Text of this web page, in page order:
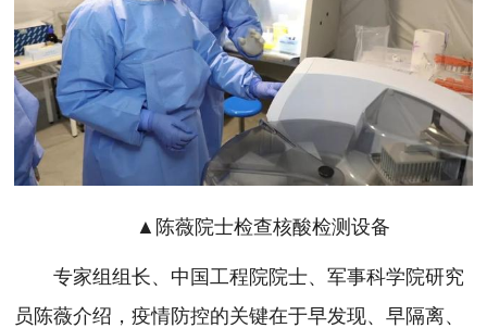
▲陈薇院士检查核酸检测设备
专家组组长、中国工程院院士、军事科学院研究
员陈薇介绍，疫情防控的关键在于早发现、早隔离、